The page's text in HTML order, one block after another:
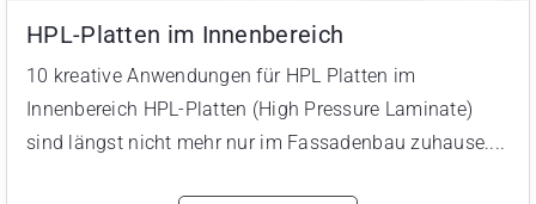
HPL-Platten im Innenbereich
10 kreative Anwendungen für HPL Platten im
Innenbereich HPL-Platten (High Pressure Laminate)
sind längst nicht mehr nur im Fassadenbau zuhause....